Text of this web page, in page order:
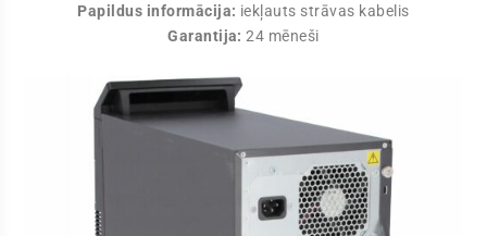
Papildus informācija: iekļauts strāvas kabelis
Garantija: 24 mēneši